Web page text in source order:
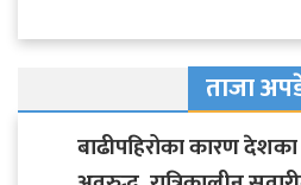
ताजा
बाढीपहिरोका कारण